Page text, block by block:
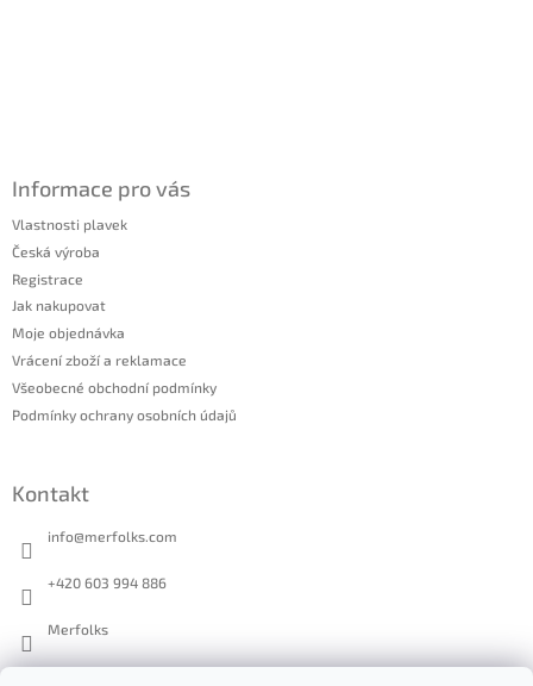
Informace pro vás
Vlastnosti plavek
Česká výroba
Registrace
Jak nakupovat
Moje objednávka
Vrácení zboží a reklamace
Všeobecné obchodní podmínky
Podmínky ochrany osobních údajů
Kontakt
info@merfolks.com
+420 603 994 886
Merfolks